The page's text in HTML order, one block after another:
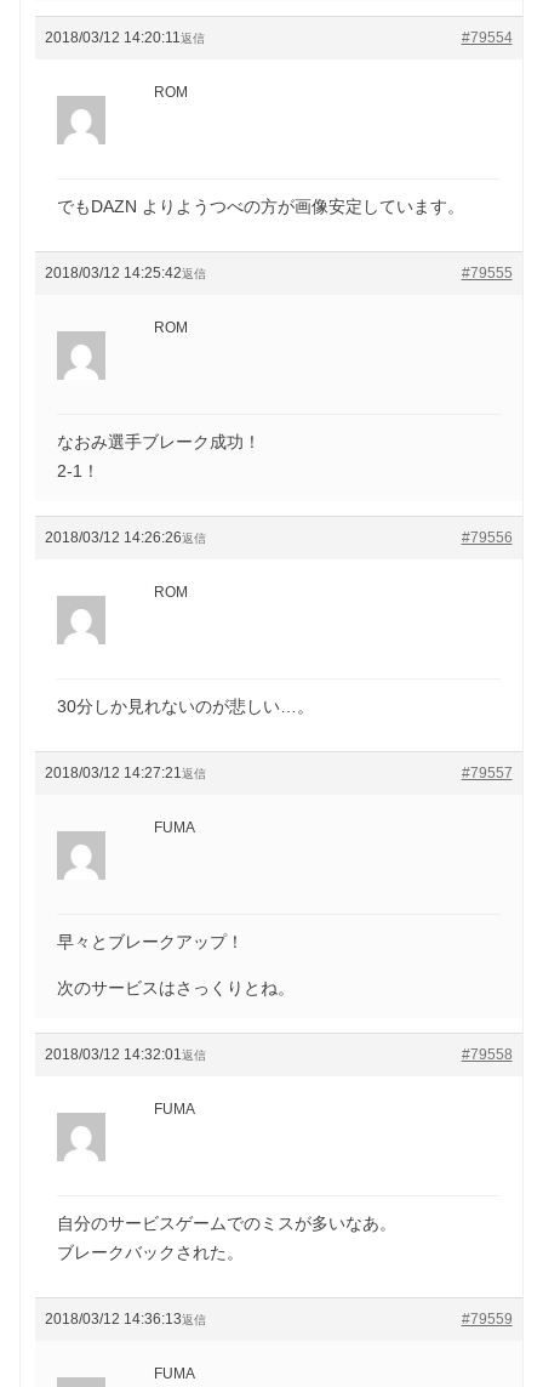
2018/03/12 14:20:11 #79554
返信
ROM
でもDAZN よりようつべの方が画像安定しています。
2018/03/12 14:25:42 #79555
返信
ROM
なおみ選手ブレーク成功！
2-1！
2018/03/12 14:26:26 #79556
返信
ROM
30分しか見れないのが悲しい…。
2018/03/12 14:27:21 #79557
返信
FUMA
早々とブレークアップ！
次のサービスはさっくりとね。
2018/03/12 14:32:01 #79558
返信
FUMA
自分のサービスゲームでのミスが多いなあ。
ブレークバックされた。
2018/03/12 14:36:13 #79559
返信
FUMA